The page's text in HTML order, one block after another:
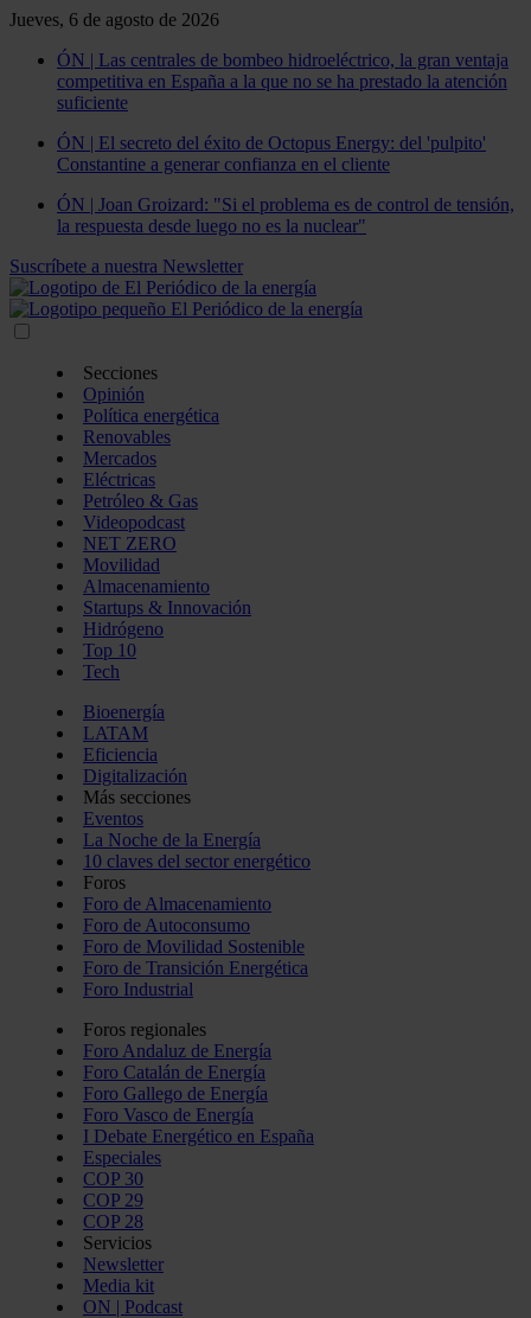
Jueves, 6 de agosto de 2026
ÓN | Las centrales de bombeo hidroeléctrico, la gran ventaja
competitiva en España a la que no se ha prestado la atención
suficiente
ÓN | El secreto del éxito de Octopus Energy: del 'pulpito'
Constantine a generar confianza en el cliente
ÓN | Joan Groizard: "Si el problema es de control de tensión,
la respuesta desde luego no es la nuclear"
Suscríbete a nuestra Newsletter
Secciones
Opinión
Política energética
Renovables
Mercados
Eléctricas
Petróleo & Gas
Videopodcast
NET ZERO
Movilidad
Almacenamiento
Startups & Innovación
Hidrógeno
Top 10
Tech
Bioenergía
LATAM
Eficiencia
Digitalización
Más secciones
Eventos
La Noche de la Energía
10 claves del sector energético
Foros
Foro de Almacenamiento
Foro de Autoconsumo
Foro de Movilidad Sostenible
Foro de Transición Energética
Foro Industrial
Foros regionales
Foro Andaluz de Energía
Foro Catalán de Energía
Foro Gallego de Energía
Foro Vasco de Energía
I Debate Energético en España
Especiales
COP 30
COP 29
COP 28
Servicios
Newsletter
Media kit
ON | Podcast